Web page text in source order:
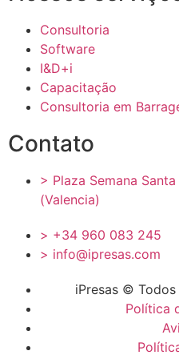
Consultoria
Software
I&D+i
Capacitação
Consultoria em
Contato
> Plaza Semana
(Valencia)
> +34 960 083 245
> info@ipresas.com
iPresas ©
Política